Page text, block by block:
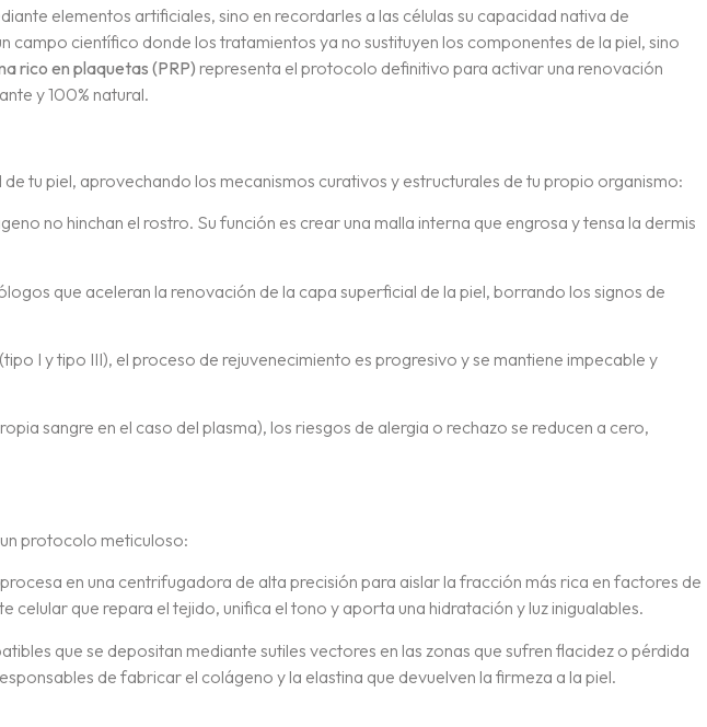
elementos artificiales, sino en recordarles a las células su capacidad nativa de
campo científico donde los tratamientos ya no sustituyen los componentes de la piel, sino
rico en plaquetas (PRP) representa el protocolo definitivo para activar una renovación
y 100% natural.
tu piel, aprovechando los mecanismos curativos y estructurales de tu propio organismo:
no hinchan el rostro. Su función es crear una malla interna que engrosa y tensa la dermis
que aceleran la renovación de la capa superficial de la piel, borrando los signos de
I y tipo III), el proceso de rejuvenecimiento es progresivo y se mantiene impecable y
sangre en el caso del plasma), los riesgos de alergia o rechazo se reducen a cero,
protocolo meticuloso:
en una centrifugadora de alta precisión para aislar la fracción más rica en factores de
que repara el tejido, unifica el tono y aporta una hidratación y luz inigualables.
que se depositan mediante sutiles vectores en las zonas que sufren flacidez o pérdida
de fabricar el colágeno y la elastina que devuelven la firmeza a la piel.